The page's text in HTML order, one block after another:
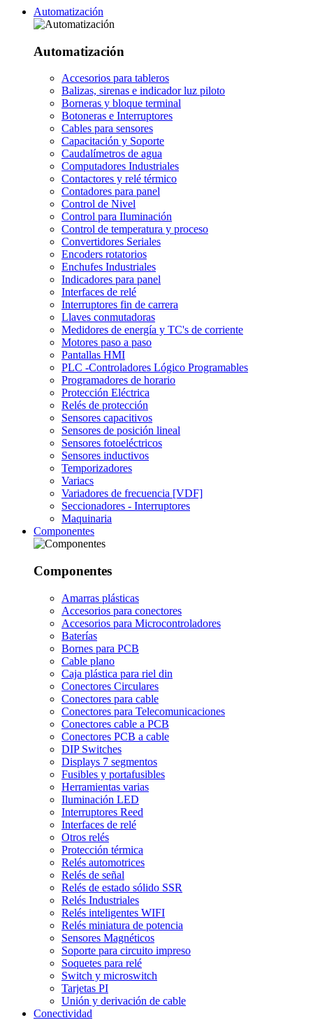
Automatización
Automatización
Accesorios para tableros
Balizas, sirenas e indicador luz piloto
Borneras y bloque terminal
Botoneras e Interruptores
Cables para sensores
Capacitación y Soporte
Caudalímetros de agua
Computadores Industriales
Contactores y relé térmico
Contadores para panel
Control de Nivel
Control para Iluminación
Control de temperatura y proceso
Convertidores Seriales
Encoders rotatorios
Enchufes Industriales
Indicadores para panel
Interfaces de relé
Interruptores fin de carrera
Llaves conmutadoras
Medidores de energía y TC's de corriente
Motores paso a paso
Pantallas HMI
PLC -Controladores Lógico Programables
Programadores de horario
Protección Eléctrica
Relés de protección
Sensores capacitivos
Sensores de posición lineal
Sensores fotoeléctricos
Sensores inductivos
Temporizadores
Variacs
Variadores de frecuencia [VDF]
Seccionadores - Interruptores
Maquinaria
Componentes
Componentes
Amarras plásticas
Accesorios para conectores
Accesorios para Microcontroladores
Baterías
Bornes para PCB
Cable plano
Caja plástica para riel din
Conectores Circulares
Conectores para cable
Conectores para Telecomunicaciones
Conectores cable a PCB
Conectores PCB a cable
DIP Switches
Displays 7 segmentos
Fusibles y portafusibles
Herramientas varias
Iluminación LED
Interruptores Reed
Interfaces de relé
Otros relés
Protección térmica
Relés automotrices
Relés de señal
Relés de estado sólido SSR
Relés Industriales
Relés inteligentes WIFI
Relés miniatura de potencia
Sensores Magnéticos
Soporte para circuito impreso
Soquetes para relé
Switch y microswitch
Tarjetas PI
Unión y derivación de cable
Conectividad